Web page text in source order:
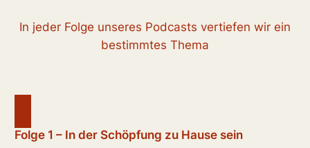
In jeder Folge unseres Podcasts vertiefen wir ein
bestimmtes Thema
Folge 1 – In der Schöpfung zu Hause sein